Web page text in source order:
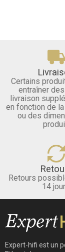
Certains
entraîner
livraison
en fonction de
ou des
Retours
14
Expert-hifi est un